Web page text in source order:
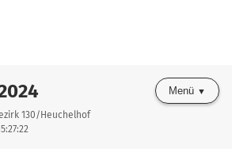
130/Heuchelhof
Menü